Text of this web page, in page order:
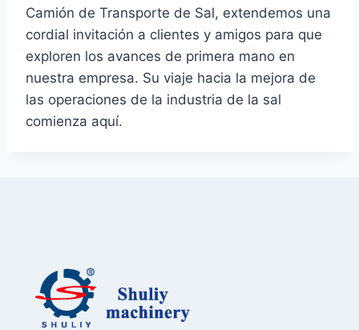
Camión de Transporte de Sal, extendemos una
cordial invitación a clientes y amigos para que
exploren los avances de primera mano en
nuestra empresa. Su viaje hacia la mejora de
las operaciones de la industria de la sal
comienza aquí.